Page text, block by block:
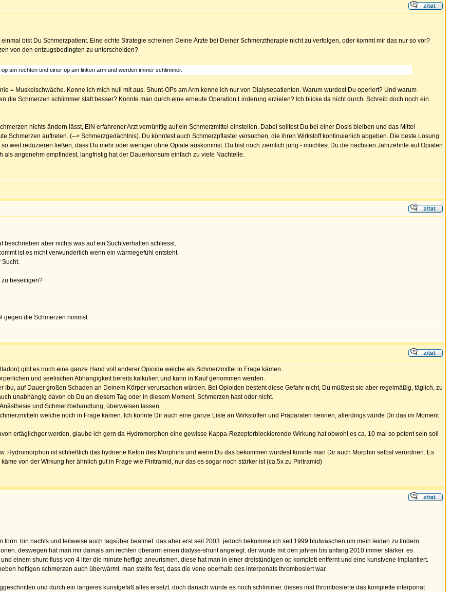
bist Du Schmerzpatient. Eine echte Strategie scheinen Deine Ärzte bei Deiner Schmerztherapie nicht zu verfolgen, oder kommt mir das nur so vor?
von den entzugsbedingten zu unterscheiden?
am rechten und einer op am linken arm und werden immer schlimmer.
= Muskelschwäche. Kenne ich mich null mit aus. Shunt-OPs am Arm kenne ich nur von Dialysepatienten. Warum wurdest Du operiert? Und warum
die Schmerzen schlimmer statt besser? Könnte man durch eine erneute Operation Linderung erzielen? Ich blicke da nicht durch. Schreib doch noch ein
nichts ändern lässt, EIN erfahrener Arzt vernünftig auf ein Schmerzmittel einstellen. Dabei solltest Du bei einer Dosis bleiben und das Mittel
Schmerzen auftreten. (--> Schmerzgedächtnis). Du könntest auch Schmerzpflaster versuchen, die ihren Wirkstoff kontinuierlich abgeben. Die beste Lösung
weit reduzieren ließen, dass Du mehr oder weniger ohne Opiate auskommst. Du bist noch ziemlich jung - möchtest Du die nächsten Jahrzehnte auf Opiaten
als angenehm empfindest, langfristig hat der Dauerkonsum einfach zu viele Nachteile.
aber nichts was auf ein Suchtverhalten schliesst.
ist es nicht verwunderlich wenn ein wärmegefühl entsteht.
Sucht.
zu beseitigen?
gegen die Schmerzen nimmst.
gibt es noch eine ganze Hand voll anderer Opioide welche als Schmerzmittel in Frage kämen.
und seelischen Abhängigkeit bereits kalkuliert und kann in Kauf genommen werden.
Ibu, auf Dauer großen Schaden an Deinem Körper verursachen würden. Bei Opioiden besteht diese Gefahr nicht, Du müßtest sie aber regelmäßig, täglich, zu
unabhängig davon ob Du an diesem Tag oder in diesem Moment, Schmerzen hast oder nicht.
und Schmerzbehandlung, überweisen lassen.
welche noch in Frage kämen. Ich könnte Dir auch eine ganze Liste an Wirkstoffen und Präparaten nennen, allerdings würde Dir das im Moment
ertäglichger werden, glaube ich gern da Hydromorphon eine gewisse Kappa-Rezeptorblockierende Wirkung hat obwohl es ca. 10 mal so potent sein soll
Hydromorphon ist schließlich das hydrierte Keton des Morphins und wenn Du das bekommen würdest könnte man Dir auch Morphin selbst verordnen. Es
von der Wirkung her ähnlich gut in Frage wie Piritramid, nur das es sogar noch stärker ist (ca.5x zu Piritramid)
bin nachts und teilweise auch tagsüber beatmet. das aber erst seit 2003. jedoch bekomme ich seit 1999 blutwäschen um mein leiden zu lindern.
deswegen hat man mir damals am rechten oberarm einen dialyse-shunt angelegt. der wurde mit den jahren bis anfang 2010 immer stärker. es
einem shunt-fluss von 4 liter die minute heftige aneurismen. diese hat man in einer dreistündigen op komplett entfernt und eine kunstvene implantiert.
heftigen schmerzen auch überwärmt. man stellte fest, dass die vene oberhalb des interponats thrombosiert war.
und durch ein längeres kunstgefäß alles ersetzt. doch danach wurde es noch schlimmer. dieses mal thrombosierte das komplette interponat